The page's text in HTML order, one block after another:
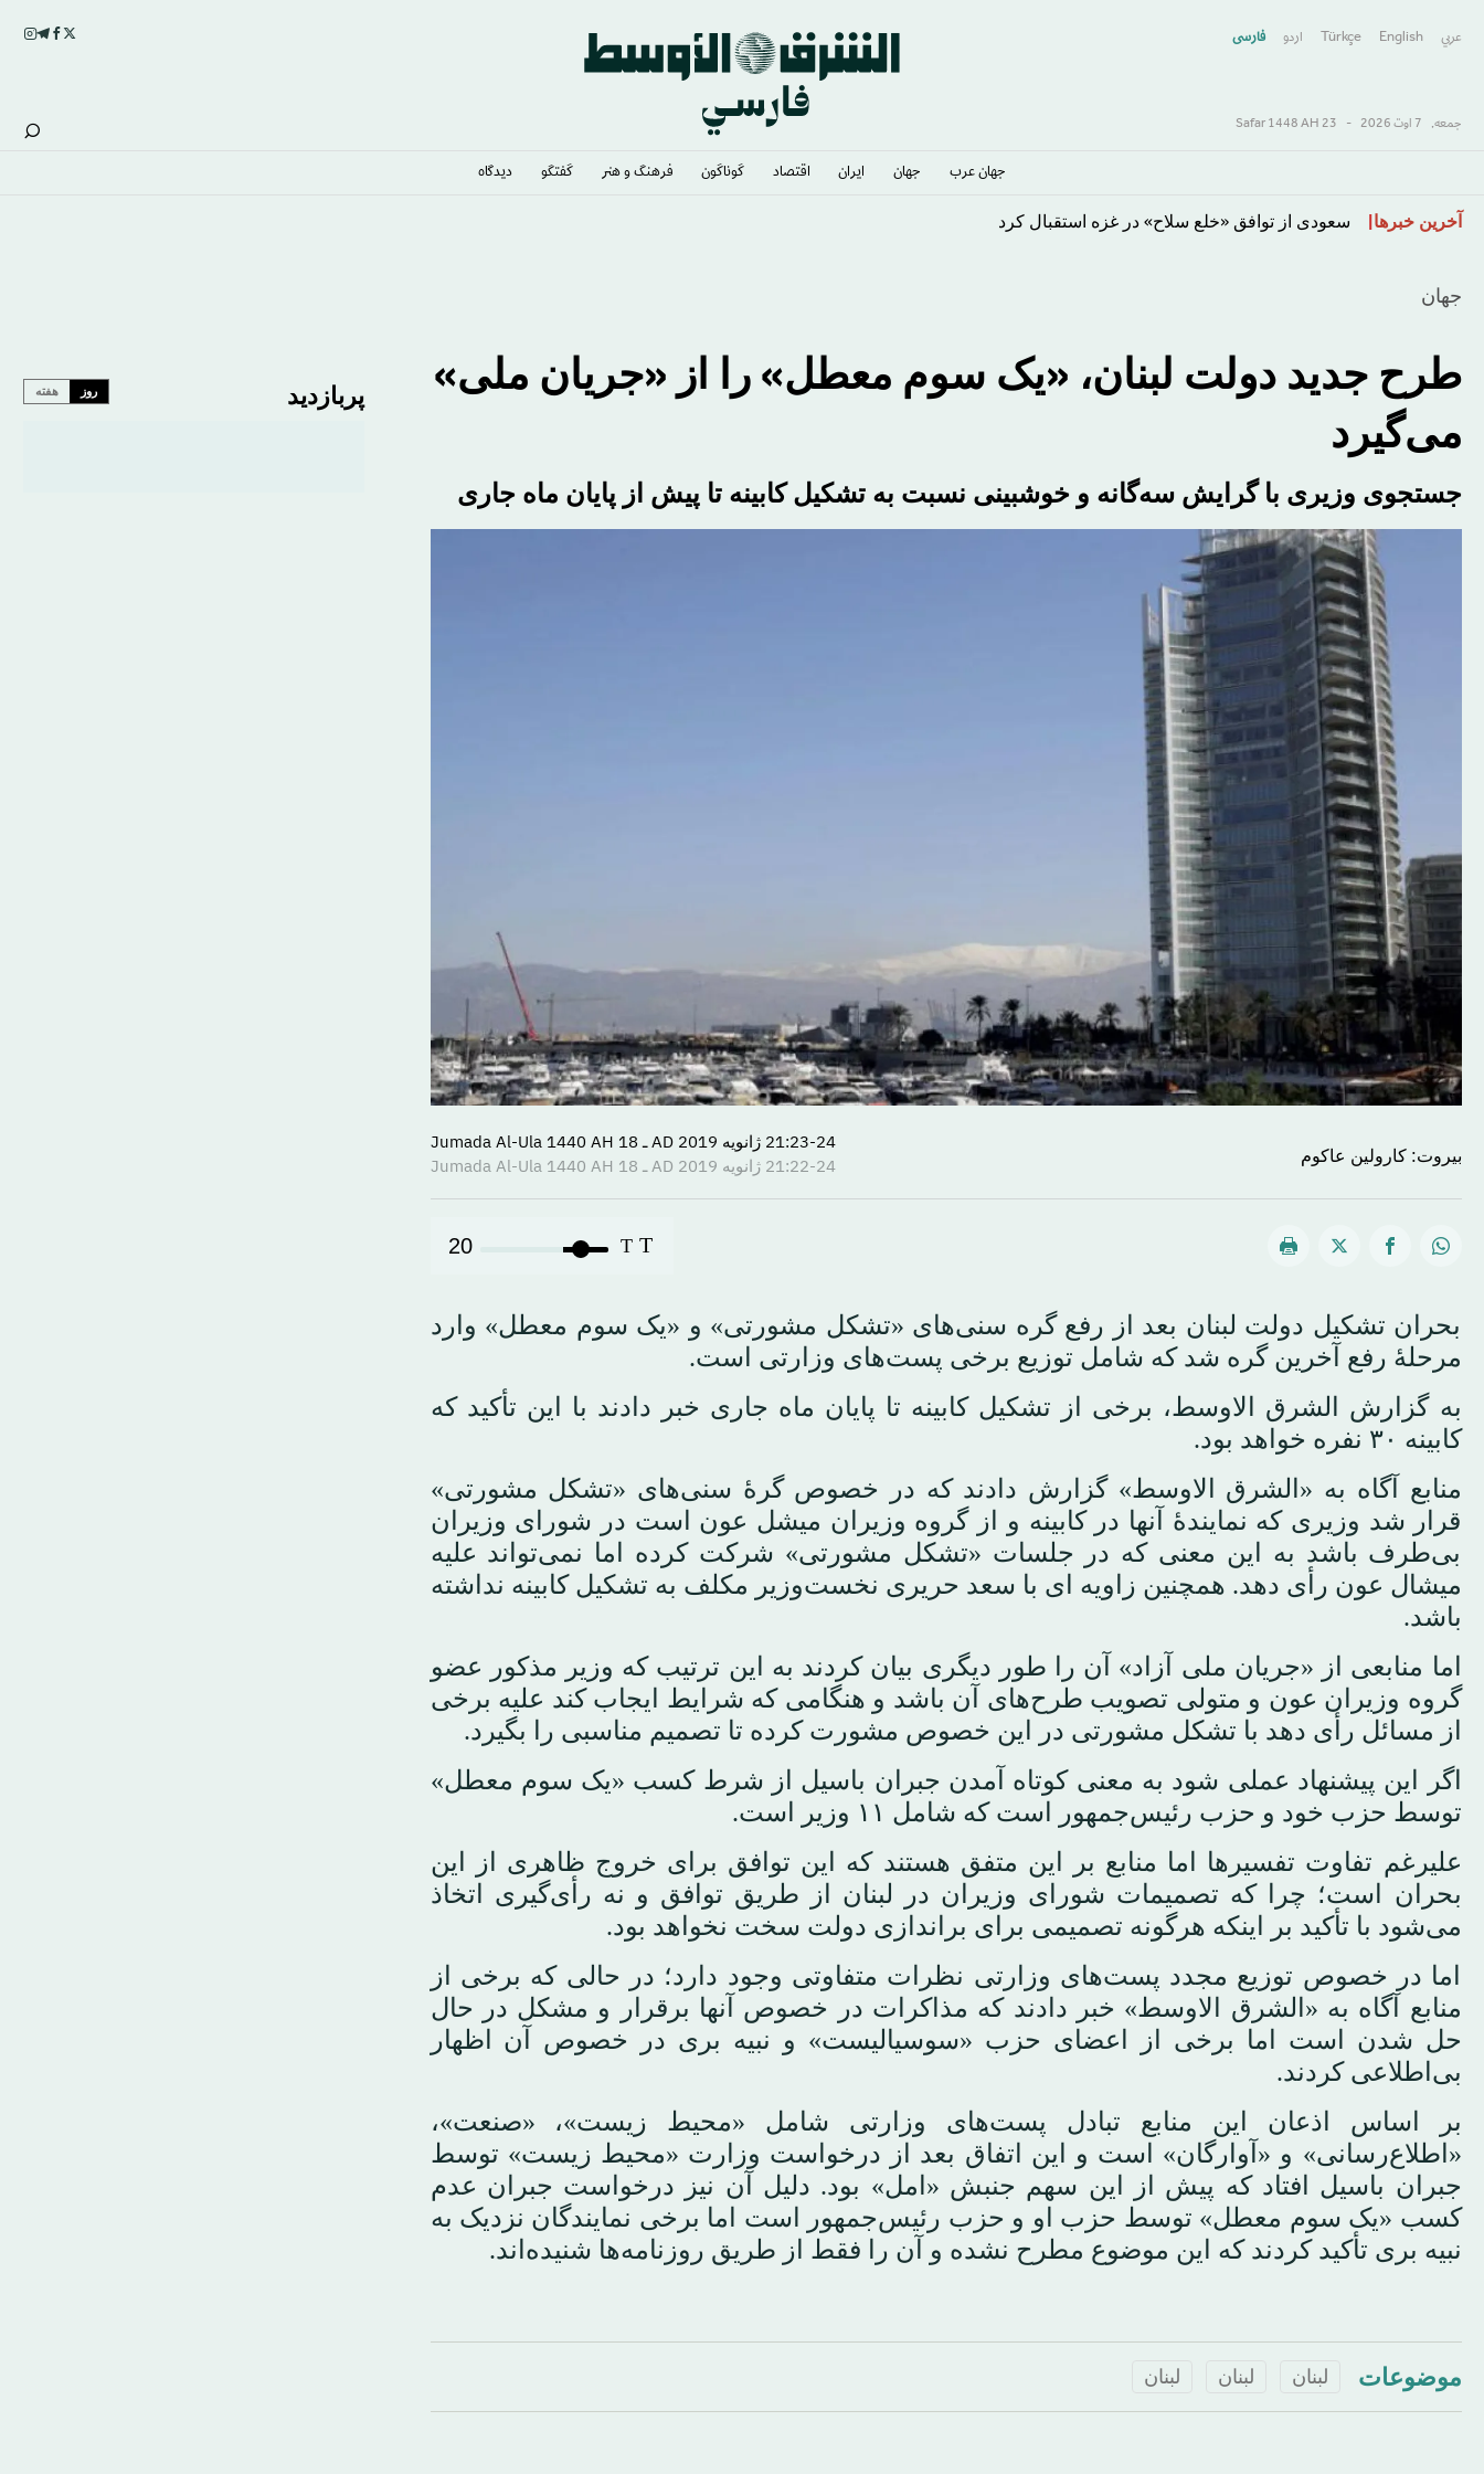
عربي English
Türkçe اردو فارسى
جمعه, 7 اوت 2026 -
23 Safar 1448 AH
جهان عرب جهان ایران اقتصاد گوناگون فرهنگ و هنر گفتگو دیدگاه
رفتن
اصلی
آخرین خبرها سعودی از توافق «خلع سلاح» در غزه استقبال کرد
جهان
طرح جدید دولت لبنان، «یک سوم معطل» را از «جریان ملی»
می‌گیرد
جستجوی وزیری با گرایش سه‌گانه و خوشبینی نسبت به تشکیل کابینه تا پیش از پایان ماه جاری
بیروت: کارولین عاکوم
21:23-24 ژانویه 2019 AD ـ 18 Jumada Al-Ula 1440 AH
21:22-24 ژانویه 2019 AD ـ 18 Jumada Al-Ula 1440 AH
T
T
20
بحران تشکیل دولت لبنان بعد از رفع گره‌ سنی‌های «تشکل مشورتی» و «یک سوم معطل» وارد
مرحلهٔ رفع آخرین گره شد که شامل توزیع برخی پست‌های وزارتی است.
به گزارش الشرق الاوسط، برخی از تشکیل کابینه تا پایان ماه جاری خبر دادند با این تأکید که
کابینه ۳۰ نفره خواهد بود.
منابع آگاه به «الشرق الاوسط» گزارش دادند که در خصوص گرهٔ سنی‌های «تشکل مشورتی»
قرار شد وزیری که نمایندهٔ آنها در کابینه و از گروه وزیران میشل عون است در شورای وزیران
بی‌طرف باشد به این معنی که در جلسات «تشکل مشورتی» شرکت کرده اما نمی‌تواند علیه
میشال عون رأی دهد. همچنین زاویه ای با سعد حریری نخست‌وزیر مکلف به تشکیل کابینه نداشته
باشد.
اما منابعی از «جریان ملی آزاد» آن را طور دیگری بیان کردند به این ترتیب که وزیر مذکور عضو
گروه وزیران عون و متولی تصویب طرح‌های آن باشد و هنگامی که شرایط ایجاب کند علیه برخی
از مسائل رأی دهد با تشکل مشورتی در این خصوص مشورت کرده تا تصمیم مناسبی را بگیرد.
اگر این پیشنهاد عملی شود به معنی کوتاه آمدن جبران باسیل از شرط کسب «یک سوم معطل»
توسط حزب خود و حزب رئیس‌جمهور است که شامل ۱۱ وزیر است.
علیرغم تفاوت تفسیرها اما منابع بر این متفق هستند که این توافق برای خروج ظاهری از این
بحران است؛ چرا که تصمیمات شورای وزیران در لبنان از طریق توافق و نه رأی‌گیری اتخاذ
می‌شود با تأکید بر اینکه هرگونه تصمیمی برای براندازی دولت سخت نخواهد بود.
اما در خصوص توزیع مجدد پست‌های وزارتی نظرات متفاوتی وجود دارد؛ در حالی که برخی از
منابع آگاه به «الشرق الاوسط» خبر دادند که مذاکرات در خصوص آنها برقرار و مشکل در حال
حل شدن است اما برخی از اعضای حزب «سوسیالیست» و نبیه بری در خصوص آن اظهار
بی‌اطلاعی کردند.
بر اساس اذعان این منابع تبادل پست‌های وزارتی شامل «محیط زیست»، «صنعت»،
«اطلاع‌رسانی» و «آوارگان» است و این اتفاق بعد از درخواست وزارت «محیط زیست» توسط
جبران باسیل افتاد که پیش از این سهم جنبش «امل» بود. دلیل آن نیز درخواست جبران عدم
کسب «یک سوم معطل» توسط حزب او و حزب رئیس‌جمهور است اما برخی نمایندگان نزدیک به
نبیه بری تأکید کردند که این موضوع مطرح نشده و آن را فقط از طریق روزنامه‌ها شنیده‌اند.
موضوعات لبنان لبنان لبنان
پربازدید روز هفته